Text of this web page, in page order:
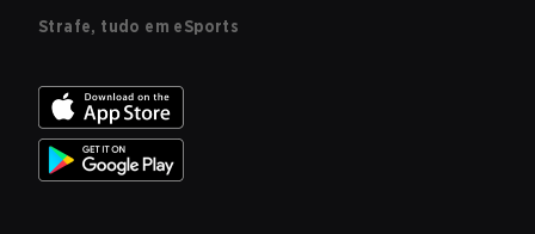
Strafe, tudo em eSports